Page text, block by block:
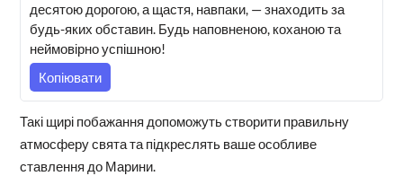
десятою дорогою, а щастя, навпаки, — знаходить за
будь-яких обставин. Будь наповненою, коханою та
неймовірно успішною!
Копіювати
Такі щирі побажання допоможуть створити правильну
атмосферу свята та підкреслять ваше особливе
ставлення до Марини.